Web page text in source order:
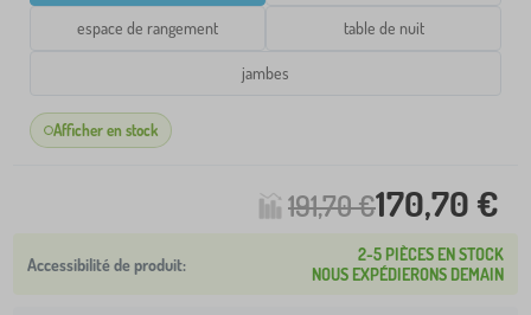
espace de rangement table de nuit
jambes
Afficher en stock
191,70 €170,70 €
2-5 PIÈCES EN STOCK
NOUS EXPÉDIERONS DEMAIN